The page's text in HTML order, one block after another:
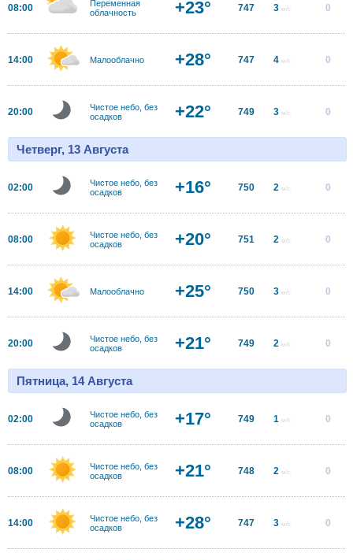
08:00
Переменная
облачность
+23° 747 3 м/с 0
14:00 Малооблачно +28° 747 4 м/с 0
20:00
Чистое небо, без
осадков
+22° 749 3 м/с 0
Четверг, 13 Августа
02:00
Чистое небо, без
осадков
+16° 750 2 м/с 0
08:00
Чистое небо, без
осадков
+20° 751 2 м/с 0
14:00 Малооблачно +25° 750 3 м/с 0
20:00
Чистое небо, без
осадков
+21° 749 2 м/с 0
Пятница, 14 Августа
02:00
Чистое небо, без
осадков
+17° 749 1 м/с 0
08:00
Чистое небо, без
осадков
+21° 748 2 м/с 0
14:00
Чистое небо, без
осадков
+28° 747 3 м/с 0